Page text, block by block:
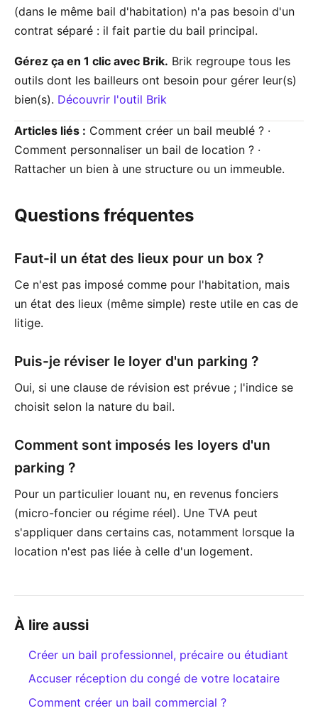
(dans le même bail d'habitation) n'a pas besoin d'un
contrat séparé : il fait partie du bail principal.
Gérez ça en 1 clic avec Brik. Brik regroupe tous les
outils dont les bailleurs ont besoin pour gérer leur(s)
bien(s). Découvrir l'outil Brik
Articles liés : Comment créer un bail meublé ? ·
Comment personnaliser un bail de location ? ·
Rattacher un bien à une structure ou un immeuble.
Questions fréquentes
Faut-il un état des lieux pour un box ?
Ce n'est pas imposé comme pour l'habitation, mais
un état des lieux (même simple) reste utile en cas de
litige.
Puis-je réviser le loyer d'un parking ?
Oui, si une clause de révision est prévue ; l'indice se
choisit selon la nature du bail.
Comment sont imposés les loyers d'un
parking ?
Pour un particulier louant nu, en revenus fonciers
(micro-foncier ou régime réel). Une TVA peut
s'appliquer dans certains cas, notamment lorsque la
location n'est pas liée à celle d'un logement.
À lire aussi
Créer un bail professionnel, précaire ou étudiant
Accuser réception du congé de votre locataire
Comment créer un bail commercial ?